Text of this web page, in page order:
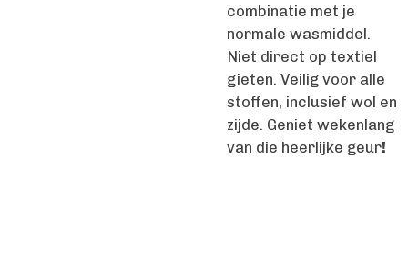
combinatie met je
normale wasmiddel.
Niet direct op textiel
gieten. Veilig voor alle
stoffen, inclusief wol en
zijde. Geniet wekenlang
van die heerlijke geur!